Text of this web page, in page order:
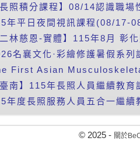
長照積分課程】08/14認識職場
年平日夜間視訊課程(08/17-
二林慈恩-實體】115年8月 彰
名襄文化·彩繪修護暑假系列
First Asian
臺南】115年長照人員繼續教育
年度長照服務人員五合一繼續
© 2025 - 關於